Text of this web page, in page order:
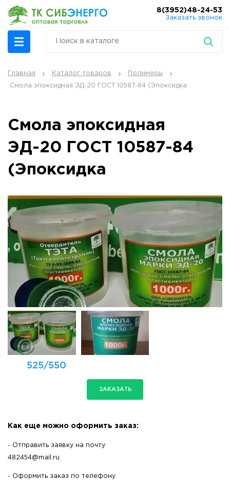
8(3952)48-24-53
Заказать звонок
Главная Каталог товаров Полимеры
Смола эпоксидная ЭД-20 ГОСТ 10587-84 (Эпоксидка
Смола эпоксидная
ЭД-20 ГОСТ 10587-84
(Эпоксидка
525/550
ЗАКАЗАТЬ
Как еще можно оформить заказ:
- Отправить заявку на почту
482454@mail.ru
- Оформить заказ по телефону